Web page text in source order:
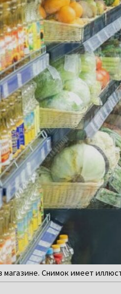
Снимок имеет